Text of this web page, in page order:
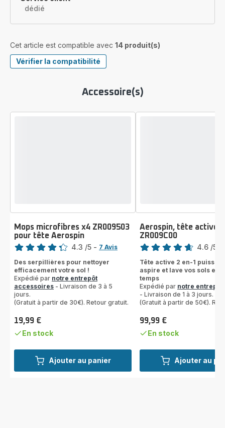
dédié
Cet article est compatible avec 14 produit(s)
Vérifier la compatibilité
Accessoire(s)
Ajouter au panier
Mops microfibres x4 ZR009503
pour tête Aerospin
Note
4.3 /5 - 7 Avis
Des serpillières pour nettoyer
efficacement votre sol !
Expédié par notre entrepôt
accessoires - Livraison de 3 à 5
jours.
(Gratuit à partir de 30€). Retour gratuit.
Prix
19,99 €
En stock
Ajouter au
Aerospin, tête active
ZR009C00
Note
4.6 /5
Tête active 2 en-1
aspire et lave vos sols en
temps
Expédié par notre entrepôt
- Livraison de 1 à 3 jours.
(Gratuit à partir de 50€).
Prix
99,99 €
En stock